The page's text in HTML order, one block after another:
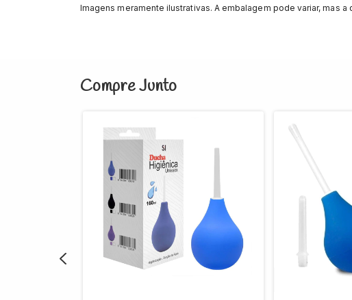
Imagens meramente ilustrativas. A embalagem pode variar, mas
Compre Junto